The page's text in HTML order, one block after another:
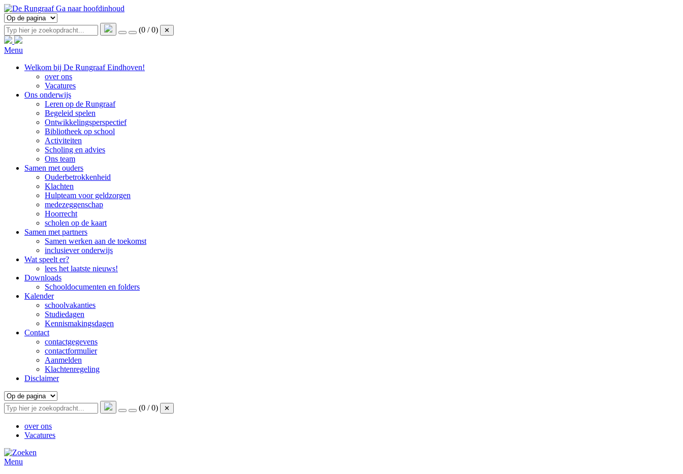
Ga naar hoofdinhoud
(0 / 0) ✕
Menu
Welkom bij De Rungraaf Eindhoven!
over ons
Vacatures
Ons onderwijs
Leren op de Rungraaf
Begeleid spelen
Ontwikkelingsperspectief
Bibliotheek op school
Activiteiten
Scholing en advies
Ons team
Samen met ouders
Ouderbetrokkenheid
Klachten
Hulpteam voor geldzorgen
medezeggenschap
Hoorrecht
scholen op de kaart
Samen met partners
Samen werken aan de toekomst
inclusiever onderwijs
Wat speelt er?
lees het laatste nieuws!
Downloads
Schooldocumenten en folders
Kalender
schoolvakanties
Studiedagen
Kennismakingsdagen
Contact
contactgegevens
contactformulier
Aanmelden
Klachtenregeling
Disclaimer
(0 / 0) ✕
over ons
Vacatures
Menu